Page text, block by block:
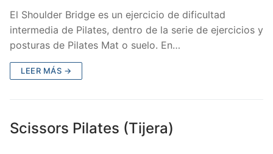
El Shoulder Bridge es un ejercicio de dificultad
intermedia de Pilates, dentro de la serie de ejercicios y
posturas de Pilates Mat o suelo. En…
LEER MÁS →
Scissors Pilates (Tijera)